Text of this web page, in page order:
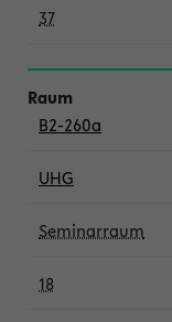
37
B2-260a
UHG
Seminarraum
18